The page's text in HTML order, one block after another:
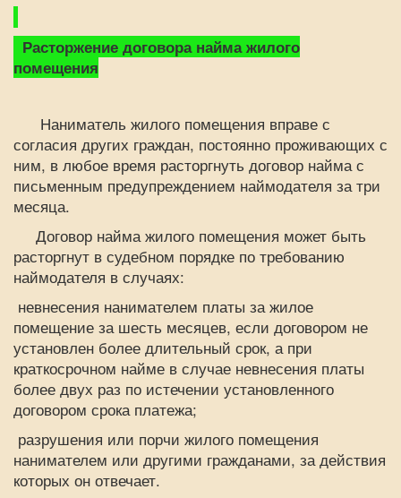
Расторжение договора найма жилого
помещения
Наниматель жилого помещения вправе с
согласия других граждан, постоянно проживающих с
ним, в любое время расторгнуть договор найма с
письменным предупреждением наймодателя за три
месяца.
Договор найма жилого помещения может быть
расторгнут в судебном порядке по требованию
наймодателя в случаях:
невнесения нанимателем платы за жилое
помещение за шесть месяцев, если договором не
установлен более длительный срок, а при
краткосрочном найме в случае невнесения платы
более двух раз по истечении установленного
договором срока платежа;
разрушения или порчи жилого помещения
нанимателем или другими гражданами, за действия
которых он отвечает.